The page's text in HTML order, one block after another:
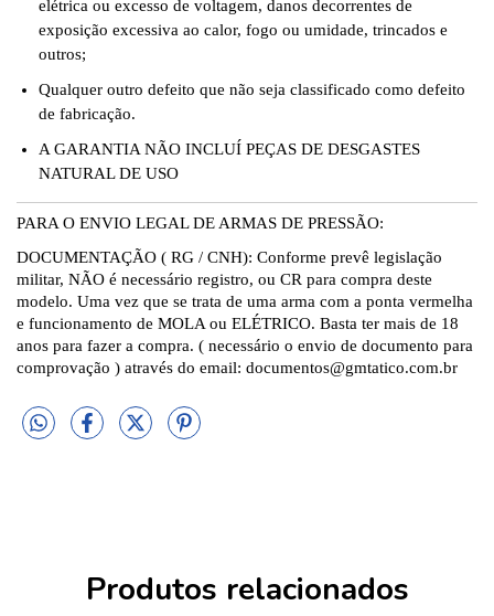
elétrica ou excesso de voltagem, danos decorrentes de
exposição excessiva ao calor, fogo ou umidade, trincados e
outros;
Qualquer outro defeito que não seja classificado como defeito
de fabricação.
A GARANTIA NÃO INCLUÍ PEÇAS DE DESGASTES
NATURAL DE USO
PARA O ENVIO LEGAL DE ARMAS DE PRESSÃO:
DOCUMENTAÇÃO ( RG / CNH): Conforme prevê legislação
militar, NÃO é necessário registro, ou CR para compra deste
modelo. Uma vez que se trata de uma arma com a ponta vermelha
e funcionamento de MOLA ou ELÉTRICO. Basta ter mais de 18
anos para fazer a compra. ( necessário o envio de documento para
comprovação ) através do email: documentos@gmtatico.com.br
Produtos relacionados